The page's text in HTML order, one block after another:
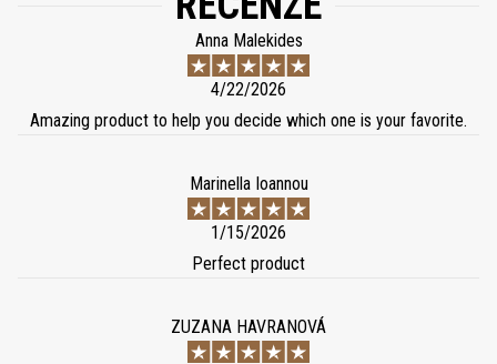
Anna Malekides
4/22/2026
Amazing product to help you decide which one is your favorite.
Marinella Ioannou
1/15/2026
Perfect product
ZUZANA HAVRANOVÁ